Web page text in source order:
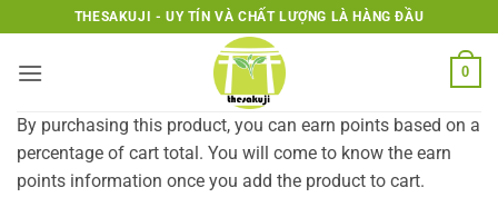
qua
nội
THESAKUJI - UY TÍN VÀ CHẤT LƯỢNG LÀ HÀNG ĐẦU
0
By purchasing this product, you can earn points based on a
percentage of cart total. You will come to know the earn
points information once you add the product to cart.